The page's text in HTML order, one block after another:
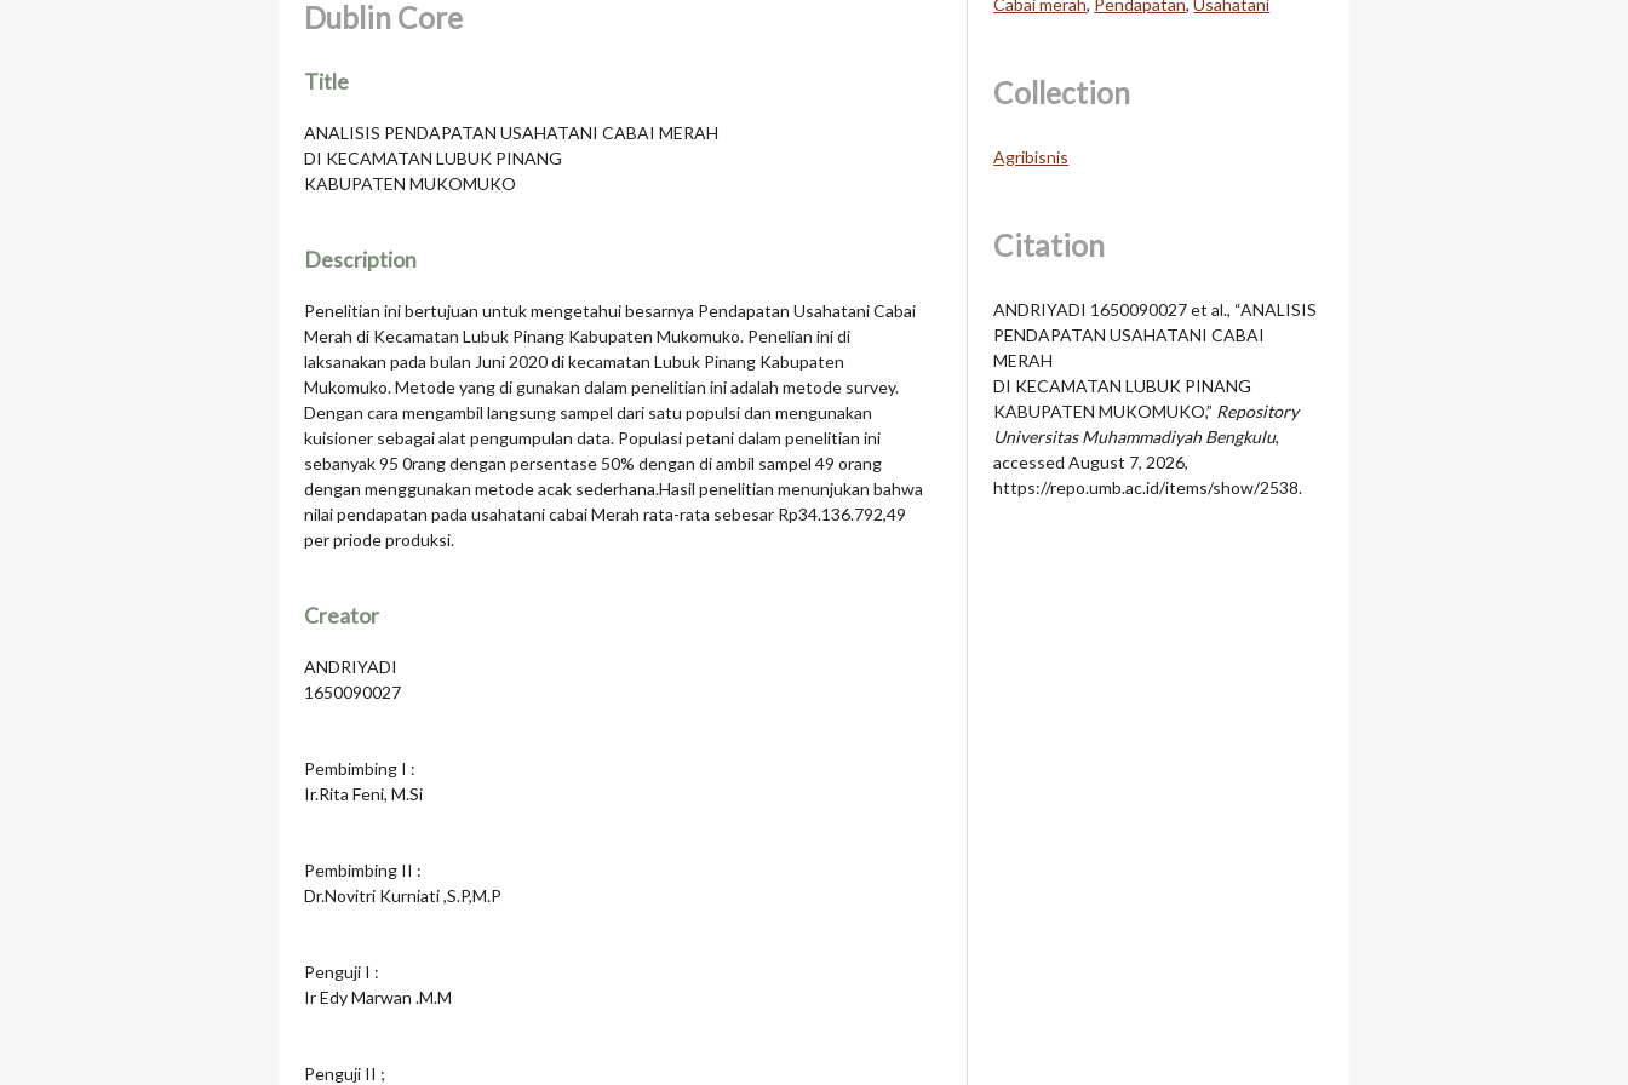
Dublin Core
Title
ANALISIS PENDAPATAN USAHATANI CABAI MERAH
DI KECAMATAN LUBUK PINANG
KABUPATEN MUKOMUKO
Description
Penelitian ini bertujuan untuk mengetahui besarnya Pendapatan Usahatani Cabai
Merah di Kecamatan Lubuk Pinang Kabupaten Mukomuko. Penelian ini di
laksanakan pada bulan Juni 2020 di kecamatan Lubuk Pinang Kabupaten
Mukomuko. Metode yang di gunakan dalam penelitian ini adalah metode survey.
Dengan cara mengambil langsung sampel dari satu populsi dan mengunakan
kuisioner sebagai alat pengumpulan data. Populasi petani dalam penelitian ini
sebanyak 95 0rang dengan persentase 50% dengan di ambil sampel 49 orang
dengan menggunakan metode acak sederhana.Hasil penelitian menunjukan bahwa
nilai pendapatan pada usahatani cabai Merah rata-rata sebesar Rp34.136.792,49
per priode produksi.
Creator
ANDRIYADI
1650090027
Pembimbing I :
Ir.Rita Feni, M.Si
Pembimbing II :
Dr.Novitri Kurniati ,S.P,M.P
Penguji I :
Ir Edy Marwan .M.M
Penguji II ;
Cabai merah, Pendapatan,Usahatani
Collection
Agribisnis
Citation
ANDRIYADI 1650090027 et al., “ANALISIS
PENDAPATAN USAHATANI CABAI
MERAH
DI KECAMATAN LUBUK PINANG
KABUPATEN MUKOMUKO,” Repository
Universitas Muhammadiyah Bengkulu,
accessed August 7, 2026,
https://repo.umb.ac.id/items/show/2538.